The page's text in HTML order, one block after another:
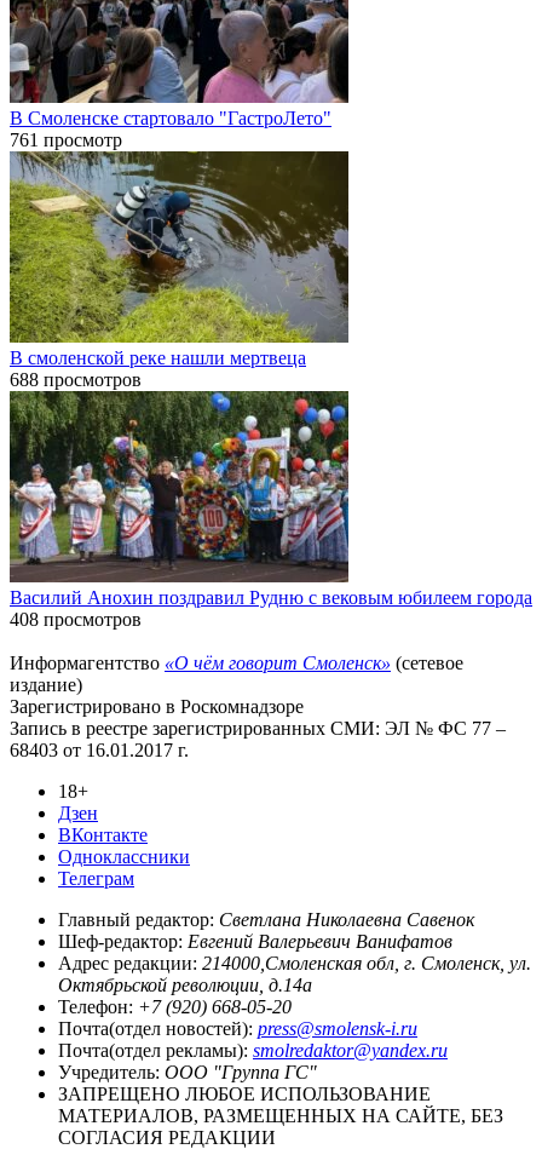
В Смоленске стартовало "ГастроЛето"
761 просмотр
В смоленской реке нашли мертвеца
688 просмотров
Василий Анохин поздравил Рудню с вековым юбилеем города
408 просмотров
Информагентство «О чём говорит Смоленск» (сетевое
издание)
Зарегистрировано в Роскомнадзоре
Запись в реестре зарегистрированных СМИ: ЭЛ № ФС 77 –
68403 от 16.01.2017 г.
18+
Дзен
ВКонтакте
Одноклассники
Телеграм
Главный редактор: Светлана Николаевна Савенок
Шеф-редактор: Евгений Валерьевич Ванифатов
Адрес редакции: 214000,Смоленская обл, г. Смоленск, ул.
Октябрьской революции, д.14а
Телефон: +7 (920) 668-05-20
Почта(отдел новостей): press@smolensk-i.ru
Почта(отдел рекламы): smolredaktor@yandex.ru
Учредитель: ООО "Группа ГС"
ЗАПРЕЩЕНО ЛЮБОЕ ИСПОЛЬЗОВАНИЕ
МАТЕРИАЛОВ, РАЗМЕЩЕННЫХ НА САЙТЕ, БЕЗ
СОГЛАСИЯ РЕДАКЦИИ